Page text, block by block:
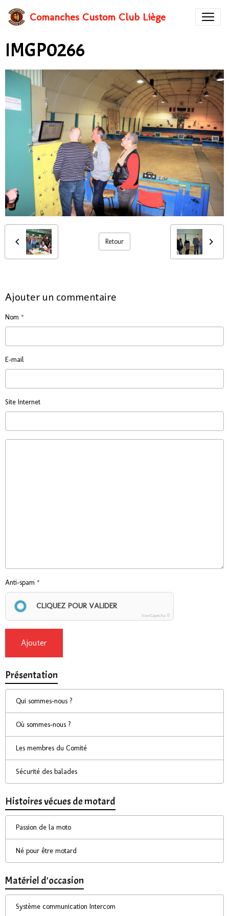
Comanches Custom Club Liège
IMGP0266
Retour
Ajouter un commentaire
Nom
E-mail
Site Internet
Anti-spam
CLIQUEZ POUR VALIDER
IconCaptcha ©
Ajouter
Présentation
Qui sommes-nous ?
Où sommes-nous ?
Les membres du Comité
Sécurité des balades
Histoires vécues de motard
Passion de la moto
Né pour être motard
Matériel d'occasion
Système communication Intercom